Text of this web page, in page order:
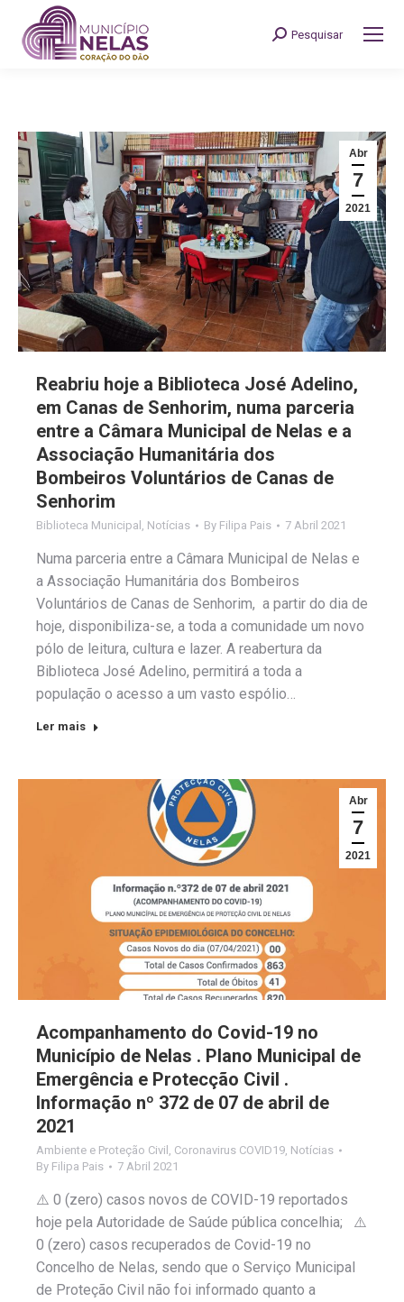
Search:
Pesquisar
Abr
7
2021
Reabriu hoje a Biblioteca José Adelino,
em Canas de Senhorim, numa parceria
entre a Câmara Municipal de Nelas e a
Associação Humanitária dos
Bombeiros Voluntários de Canas de
Senhorim
Biblioteca Municipal , Notícias By Filipa Pais 7 Abril 2021
Numa parceria entre a Câmara Municipal de Nelas e
a Associação Humanitária dos Bombeiros
Voluntários de Canas de Senhorim, a partir do dia de
hoje, disponibiliza-se, a toda a comunidade um novo
pólo de leitura, cultura e lazer. A reabertura da
Biblioteca José Adelino, permitirá a toda a
população o acesso a um vasto espólio…
Ler mais
Abr
7
2021
Acompanhamento do Covid-19 no
Município de Nelas . Plano Municipal de
Emergência e Protecção Civil .
Informação nº 372 de 07 de abril de
2021
Ambiente e Proteção Civil Coronavirus COVID19 Notícias
By Filipa Pais 7 Abril 2021
⚠️ 0 (zero) casos novos de COVID-19 reportados
hoje pela Autoridade de Saúde pública concelhia; ⚠️
0 (zero) casos recuperados de Covid-19 no
Concelho de Nelas, sendo que o Serviço Municipal
de Proteção Civil não foi informado quanto a